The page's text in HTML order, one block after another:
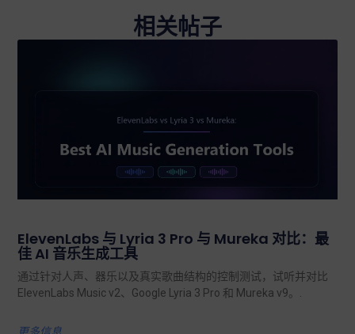
相关帖子
ElevenLabs 与 Lyria 3 Pro 与 Mureka 对比：最
佳 AI 音乐生成工具
通过针对人声、器乐以及真实歌曲结构的控制测试，试听并对比
ElevenLabs Music v2、Google Lyria 3 Pro 和 Mureka v9。.